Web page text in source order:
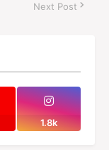
Next Post
1.8k